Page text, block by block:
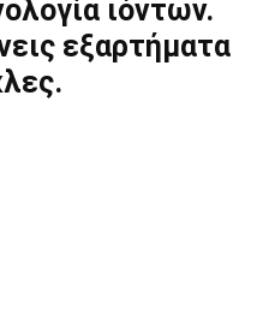
ιόντων.
εξαρτήματα